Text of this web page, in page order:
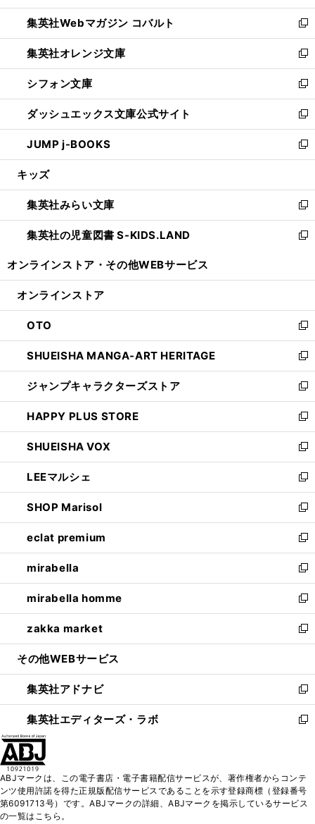
開
く
ウ
で
開
く
ン
ド
ウ
で
開
く
ウ
ィ
ン
ド
ウ
で
開
く
集英社Webマガジン コバルト
新
し
い
ウ
ィ
ン
ド
ウ
で
開
集英社オレンジ文庫
新
し
い
ウ
ィ
ン
ド
ウ
開
く
シフォン文庫
新
し
い
ウ
ィ
ン
ウ
で
開
く
ダッシュエックス文庫公式サイト
新
し
い
ウ
ン
ド
ウ
で
JUMP j-BOOKS
新
し
ウ
ィ
ン
ド
開
キッズ
集英社みらい文庫
新
し
い
ン
ウ
で
開
く
集英社の児童図書 S-KIDS.LAND
新
ウ
ン
ド
ウ
で
開
く
オンラインストア・ その他WEBサービス
オンラインストア
OTO
新
し
い
ウ
ィ
ン
ド
ウ
で
開
く
SHUEISHA MANGA-ART HERITAGE
新
し
い
ウ
ィ
ン
ド
ウ
で
開
く
ジャンプキャラクターズストア
新
し
い
ウ
ィ
ン
ド
ウ
で
開
く
HAPPY PLUS STORE
新
し
い
ウ
ィ
ン
ド
ウ
で
開
く
SHUEISHA VOX
新
し
い
ウ
ィ
ン
ド
ウ
で
開
く
LEEマルシェ
新
し
い
ウ
ィ
ン
ド
ウ
で
開
く
SHOP Marisol
新
し
い
ウ
ィ
ン
ド
ウ
で
開
eclat premium
新
し
い
ウ
ィ
ン
ド
ウ
開
く
mirabella
新
し
い
ウ
ィ
ン
ウ
で
開
く
mirabella homme
新
し
い
ウ
ン
ド
ウ
で
zakka market
新
し
ウ
ィ
ン
ド
く
その他WEBサービス
集英社アドナビ
新
し
い
ド
ウ
で
集英社エディターズ・ラボ
新
ィ
ン
ド
ABJマークは、この電子書店・電子書籍配信サービスが、著作権者からコンテ
ンツ使用許諾を得た正規版配信サービスであることを示す登録商標（登録番号
第6091713号）です。ABJマークの詳細、ABJマークを掲示しているサービス
の一覧はこちら。